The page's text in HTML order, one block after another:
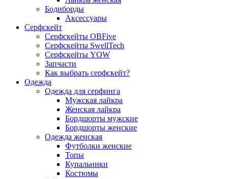
Бодиборды
Аксессуары
Серфскейт
Серфскейты OBFive
Серфскейты SwellTech
Серфскейты YOW
Запчасти
Как выбрать серфскейт?
Одежда
Одежда для серфинга
Мужская лайкра
Женская лайкра
Бордшорты мужские
Бордшорты женские
Одежда женская
Футболки женские
Топы
Купальники
Костюмы